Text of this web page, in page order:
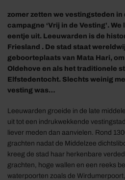
zomer zetten we vestingsteden in
campagne ‘Vrij in de Vesting’.
eentje uit. Leeuwarden is de
Friesland . De stad staat
geboorteplaats van Mata Hari,
Oldehove en als het traditionele
Elfstedentocht. Slechts weinig
vesting was…
Leeuwarden groeide in de late
uit tot een indrukwekkende
liever meden dan aanvielen. Rond
grachten nadat de Middelzee
kreeg de stad haar herkenbare
grachten, hoge wallen en een reeks
waterpoorten zoals de